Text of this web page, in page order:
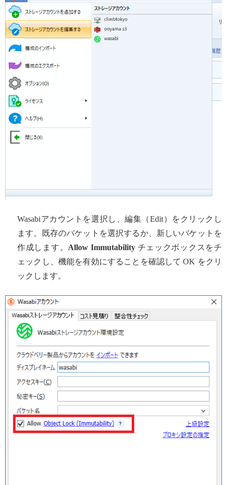
Wasabiアカウントを選択し、編集（Edit）をクリックし
ます。既存のバケットを選択するか、新しいバケットを
作成します。 Allow Immutabilityチェックボックスをチ
ェックし、機能を有効にすることを確認して OK をクリ
ックします。